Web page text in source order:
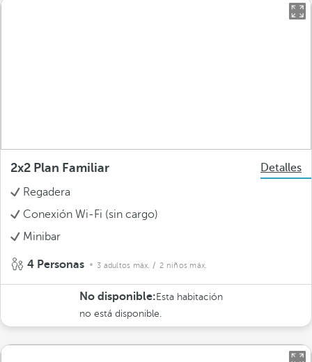
2x2 Plan Familiar
Detalles
Regadera
Conexión Wi-Fi (sin cargo)
Minibar
4 Personas 3 adultos máx. / 2 niños máx.
No disponible: Esta habitación
no está disponible.